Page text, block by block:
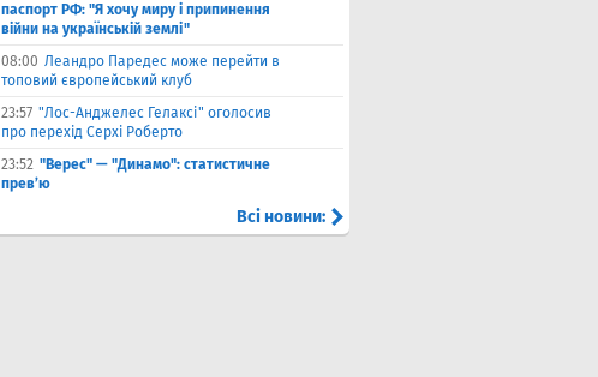
паспорт РФ: "Я хочу миру і припинення
війни на українській землі"
08:00 Леандро Паредес може перейти в
топовий європейський клуб
23:57 "Лос-Анджелес Гелаксі" оголосив
про перехід Серхі Роберто
23:52 "Верес" — "Динамо": статистичне
прев’ю
Всі новини: